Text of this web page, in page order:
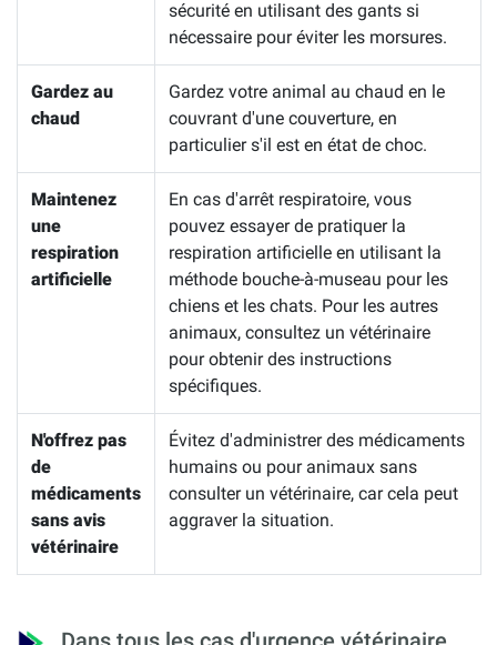
sécurité en utilisant des gants si
nécessaire pour éviter les morsures.
Gardez au
chaud
Gardez votre animal au chaud en le
couvrant d'une couverture, en
particulier s'il est en état de choc.
Maintenez
une
respiration
artificielle
En cas d'arrêt respiratoire, vous
pouvez essayer de pratiquer la
respiration artificielle en utilisant la
méthode bouche-à-museau pour les
chiens et les chats. Pour les autres
animaux, consultez un vétérinaire
pour obtenir des instructions
spécifiques.
N'offrez pas
de
médicaments
sans avis
vétérinaire
Évitez d'administrer des médicaments
humains ou pour animaux sans
consulter un vétérinaire, car cela peut
aggraver la situation.